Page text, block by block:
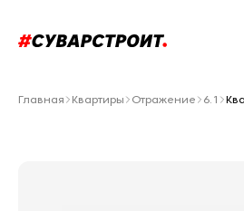
Главная Квартиры Отражение 6.1